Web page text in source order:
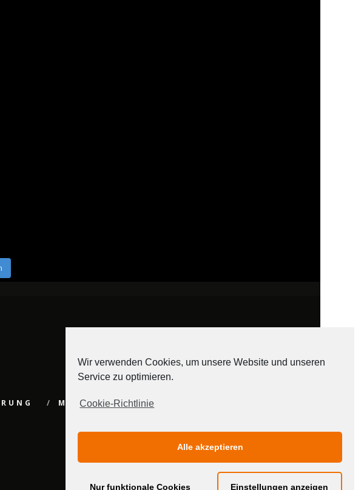
MEDIADATEN
Wir verwenden Cookies, um unsere Website und unseren
Service zu optimieren.
Cookie-Richtlinie
Alle akzeptieren
Nur funktionale Cookies Einstellungen anzeigen